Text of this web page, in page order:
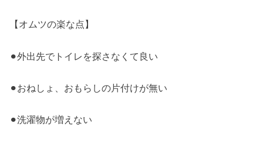
【オムツの楽な点】
⚫︎外出先でトイレを探さなくて良い
⚫︎おねしょ、おもらしの片付けが無い
⚫︎洗濯物が増えない